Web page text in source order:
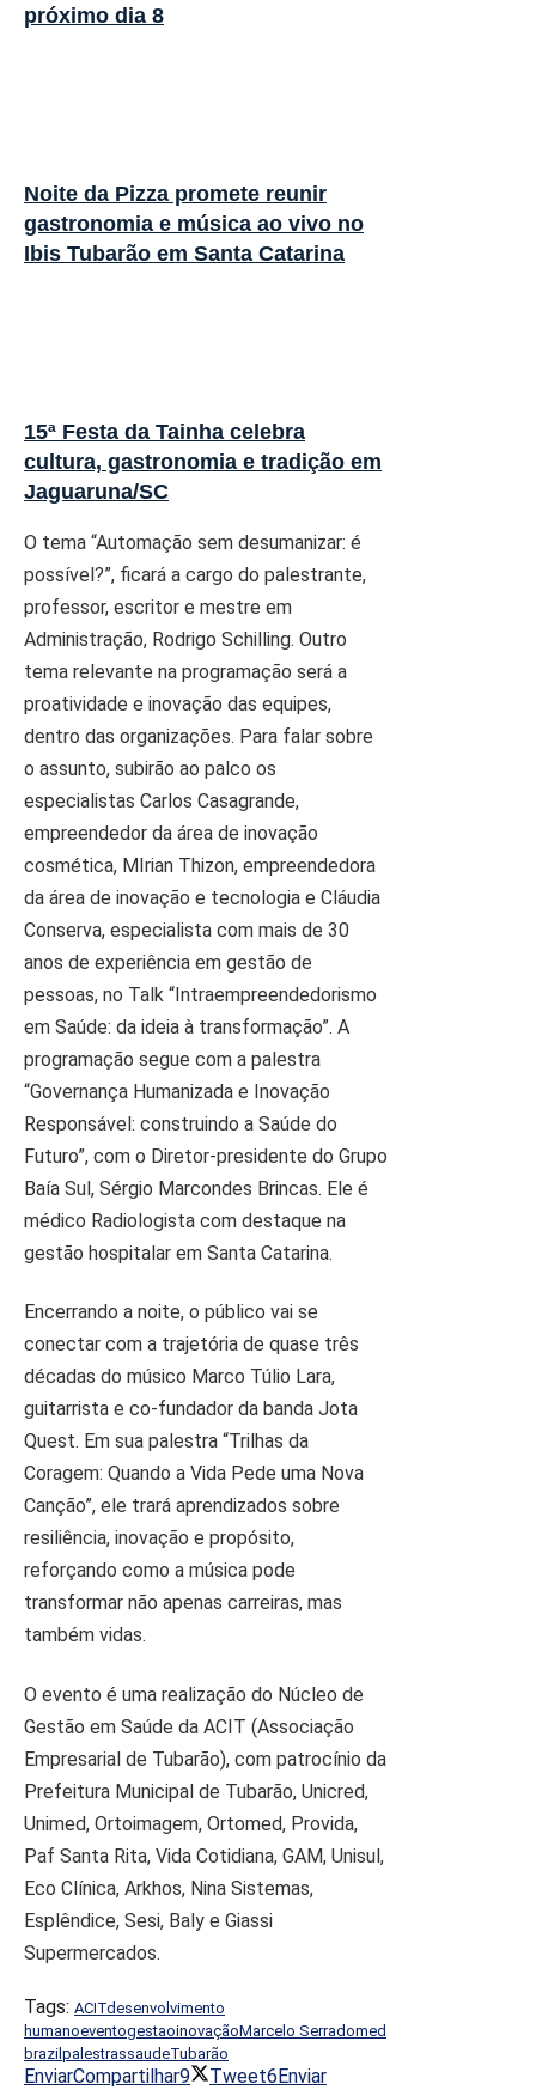
próximo dia 8
Noite da Pizza promete reunir
gastronomia e música ao vivo no
Ibis Tubarão em Santa Catarina
15ª Festa da Tainha celebra
cultura, gastronomia e tradição em
Jaguaruna/SC
O tema “Automação sem desumanizar: é
possível?”, ficará a cargo do palestrante,
professor, escritor e mestre em
Administração, Rodrigo Schilling. Outro
tema relevante na programação será a
proatividade e inovação das equipes,
dentro das organizações. Para falar sobre
o assunto, subirão ao palco os
especialistas Carlos Casagrande,
empreendedor da área de inovação
cosmética, MIrian Thizon, empreendedora
da área de inovação e tecnologia e Cláudia
Conserva, especialista com mais de 30
anos de experiência em gestão de
pessoas, no Talk “Intraempreendedorismo
em Saúde: da ideia à transformação”. A
programação segue com a palestra
“Governança Humanizada e Inovação
Responsável: construindo a Saúde do
Futuro”, com o Diretor-presidente do Grupo
Baía Sul, Sérgio Marcondes Brincas. Ele é
médico Radiologista com destaque na
gestão hospitalar em Santa Catarina.
Encerrando a noite, o público vai se
conectar com a trajetória de quase três
décadas do músico Marco Túlio Lara,
guitarrista e co-fundador da banda Jota
Quest. Em sua palestra “Trilhas da
Coragem: Quando a Vida Pede uma Nova
Canção”, ele trará aprendizados sobre
resiliência, inovação e propósito,
reforçando como a música pode
transformar não apenas carreiras, mas
também vidas.
O evento é uma realização do Núcleo de
Gestão em Saúde da ACIT (Associação
Empresarial de Tubarão), com patrocínio da
Prefeitura Municipal de Tubarão, Unicred,
Unimed, Ortoimagem, Ortomed, Provida,
Paf Santa Rita, Vida Cotidiana, GAM, Unisul,
Eco Clínica, Arkhos, Nina Sistemas,
Esplêndice, Sesi, Baly e Giassi
Supermercados.
Tags: ACITdesenvolvimento
humanoeventogestaoinovaçãoMarcelo Serradomed
brazil palestrassaudeTubarão
EnviarCompartilhar9 Tweet6Enviar